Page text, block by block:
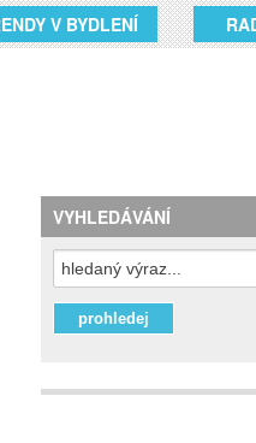
V BYDLENÍ
VYHLEDÁVÁNÍ